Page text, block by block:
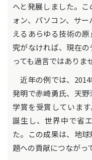
へと発展しました。
ォン、パソコン、サ
えるあらゆる技術の
究がなければ、現在
っても過言ではありま
近年の例では、
発明で赤崎勇氏、天
学賞を受賞していま
誕生し、世界中で省
た。この成果は、地
題への貢献につながっ